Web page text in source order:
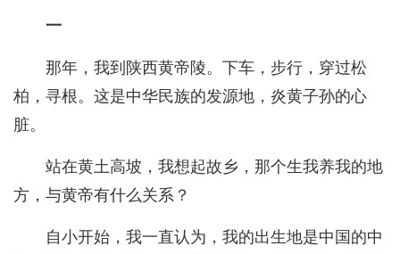
一
那年，我到陕西黄帝陵。下车，步行，穿过松
柏，寻根。这是中华民族的发源地，炎黄子孙的心
脏。
站在黄土高坡，我想起故乡，那个生我养我的地
方，与黄帝有什么关系？
自小开始，我一直认为，我的出生地是中国的中